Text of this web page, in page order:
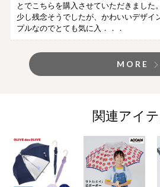
とでこちらを購入させていただきました
少し残念そうでしたが、かわいいデザイ
プルなのでとても気に入．．．
MORE
関連アイ